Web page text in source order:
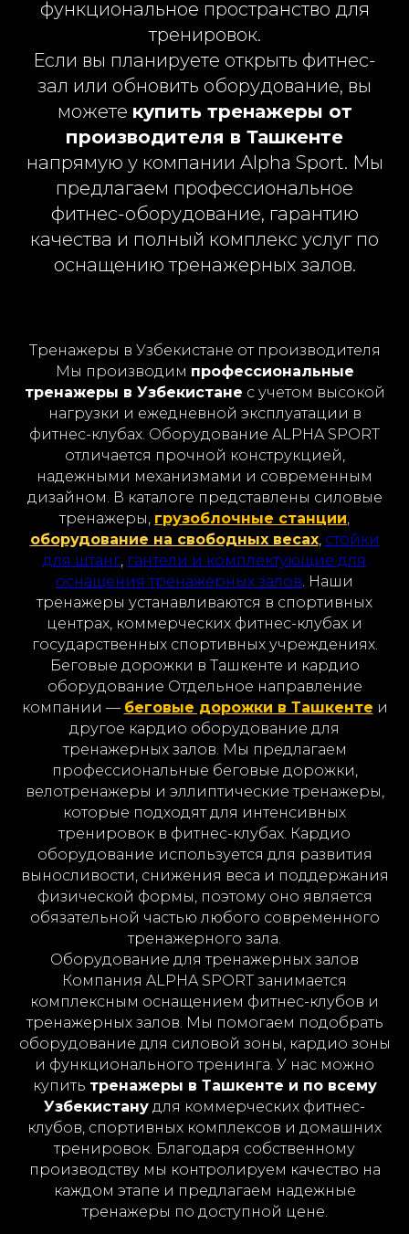
функциональное пространство для
тренировок.
Если вы планируете открыть фитнес-
зал или обновить оборудование, вы
можете купить тренажеры от
производителя в Ташкенте
напрямую у компании Alpha Sport. Мы
предлагаем профессиональное
фитнес-оборудование, гарантию
качества и полный комплекс услуг по
оснащению тренажерных залов.
Тренажеры в Узбекистане от производителя
Мы производим профессиональные
тренажеры в Узбекистане с учетом высокой
нагрузки и ежедневной эксплуатации в
фитнес-клубах. Оборудование ALPHA SPORT
отличается прочной конструкцией,
надежными механизмами и современным
дизайном. В каталоге представлены силовые
тренажеры, грузоблочные станции
оборудование на свободных весах, стойки
для штанг гантели и комплектующие для
оснащения тренажерных залов . Наши
тренажеры устанавливаются в спортивных
центрах, коммерческих фитнес-клубах и
государственных спортивных учреждениях.
Беговые дорожки в Ташкенте и кардио
оборудование Отдельное направление
компании — беговые дорожки в Ташкенте и
другое кардио оборудование для
тренажерных залов. Мы предлагаем
профессиональные беговые дорожки,
велотренажеры и эллиптические тренажеры,
которые подходят для интенсивных
тренировок в фитнес-клубах. Кардио
оборудование используется для развития
выносливости, снижения веса и поддержания
физической формы, поэтому оно является
обязательной частью любого современного
тренажерного зала.
Оборудование для тренажерных залов
Компания ALPHA SPORT занимается
комплексным оснащением фитнес-клубов и
тренажерных залов. Мы помогаем подобрать
оборудование для силовой зоны, кардио зоны
и функционального тренинга. У нас можно
купить тренажеры в Ташкенте и по всему
Узбекистану для коммерческих фитнес-
клубов, спортивных комплексов и домашних
тренировок. Благодаря собственному
производству мы контролируем качество на
каждом этапе и предлагаем надежные
тренажеры по доступной цене.